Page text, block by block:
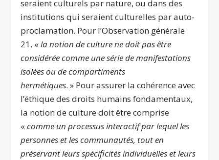
seraient culturels par nature, ou dans des
institutions qui seraient culturelles par auto-
proclamation. Pour l’Observation générale
21, «la notion de culture ne doit pas être
considérée comme une série de manifestations
isolées ou de compartiments
hermétiques. » Pour assurer la cohérence avec
l’éthique des droits humains fondamentaux,
la notion de culture doit être comprise
«comme un processus interactif par lequel les
personnes et les communautés, tout en
préservant leurs spécificités individuelles et leurs